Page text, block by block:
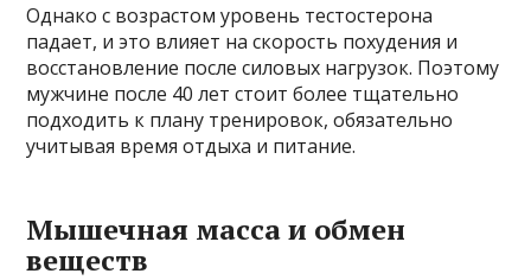
Однако с возрастом уровень тестостерона
падает, и это влияет на скорость похудения и
восстановление после силовых нагрузок. Поэтому
мужчине после 40 лет стоит более тщательно
подходить к плану тренировок, обязательно
учитывая время отдыха и питание.
Мышечная масса и обмен
веществ